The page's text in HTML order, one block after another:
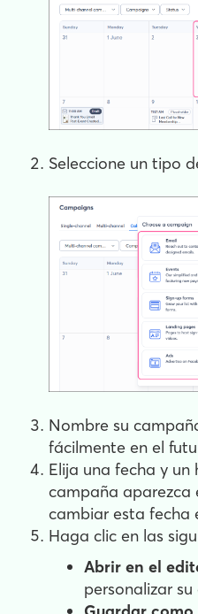
Seleccione un tipo
Nombre su
fácilmente en el
Elija una fecha y
campaña aparezca
cambiar esta fecha
Haga clic en las
Abrir en el
personalizar